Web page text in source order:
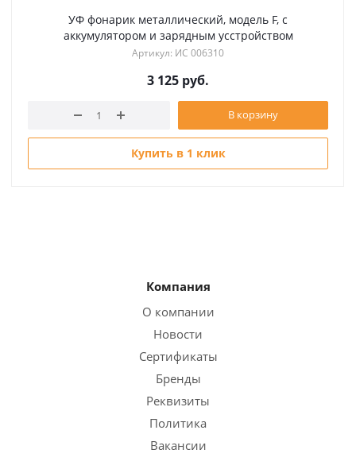
УФ фонарик металлический, модель F, с
аккумулятором и зарядным усстройством
Артикул: ИС 006310
3 125 руб.
В корзину
Купить в 1 клик
Компания
О компании
Новости
Сертификаты
Бренды
Реквизиты
Политика
Вакансии